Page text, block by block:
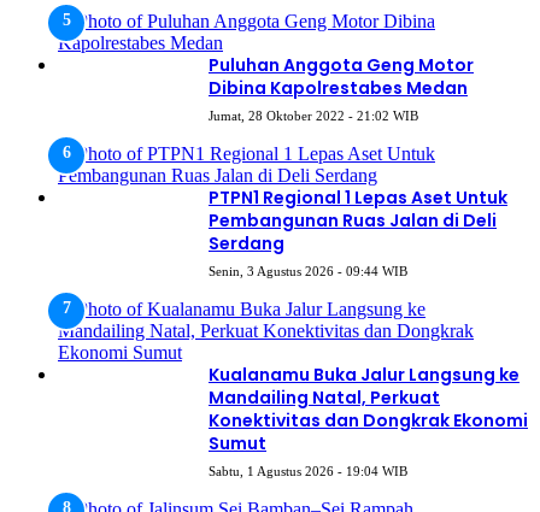
Puluhan Anggota Geng Motor
Dibina Kapolrestabes Medan
Jumat, 28 Oktober 2022 - 21:02 WIB
PTPN1 Regional 1 Lepas Aset Untuk
Pembangunan Ruas Jalan di Deli
Serdang
Senin, 3 Agustus 2026 - 09:44 WIB
Kualanamu Buka Jalur Langsung ke
Mandailing Natal, Perkuat
Konektivitas dan Dongkrak Ekonomi
Sumut
Sabtu, 1 Agustus 2026 - 19:04 WIB